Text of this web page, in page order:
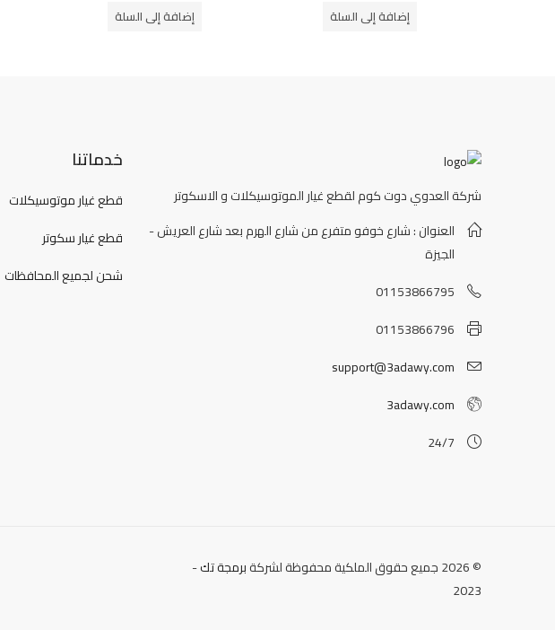
إضافة إلى السلة إضافة إلى السلة
شركة العدوي دوت كوم لقطع غيار الموتوسيكلات و الاسكوتر
العنوان : شارع خوفو متفرع من شارع الهرم بعد شارع العريش -
الجيزة
01153866795
01153866796
support@3adawy.com
3adawy.com
24/7
خدماتنا
قطع غيار موتوسيكلات
قطع غيار سكوتر
شحن لجميع المحافظات
© 2026 جميع حقوق الملكية محفوظة لشركة برمجة تك-
2023